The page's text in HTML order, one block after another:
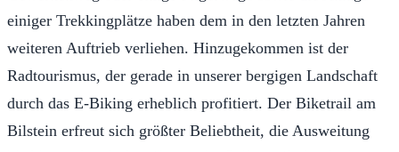
einiger Trekkingplätze haben dem in den letzten Jahren
weiteren Auftrieb verliehen. Hinzugekommen ist der
Radtourismus, der gerade in unserer bergigen Landschaft
durch das E-Biking erheblich profitiert. Der Biketrail am
Bilstein erfreut sich größter Beliebtheit, die Ausweitung